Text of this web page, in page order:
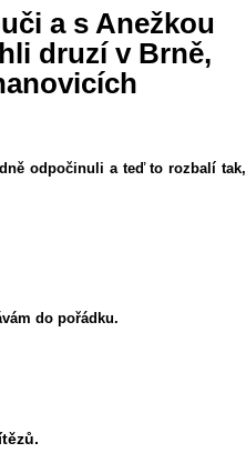
a s Anežkou
druzí v Brně,
odpočinuli a teď to rozbalí tak,
do pořádku.